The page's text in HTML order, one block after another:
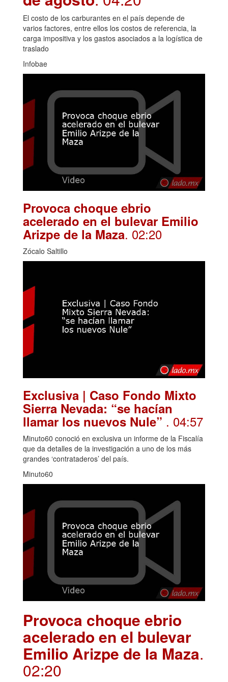
El costo de los carburantes en el país depende de
varios factores, entre ellos los costos de referencia, la
carga impositiva y los gastos asociados a la logística de
traslado
Infobae
Provoca choque ebrio
acelerado en el bulevar Emilio
Arizpe de la Maza. 02:20
Zócalo Saltillo
Exclusiva | Caso Fondo Mixto
Sierra Nevada: “se hacían
llamar los nuevos Nule” . 04:57
Minuto60 conoció en exclusiva un informe de la Fiscalía
que da detalles de la investigación a uno de los más
grandes ‘contrataderos’ del país.
Minuto60
Provoca choque ebrio
acelerado en el bulevar
Emilio Arizpe de la Maza.
02:20